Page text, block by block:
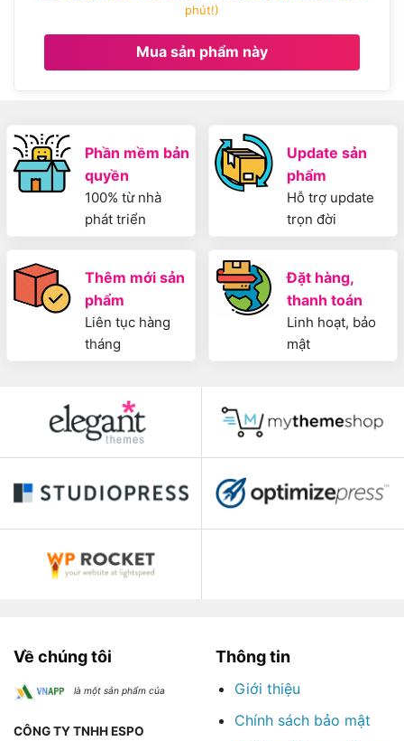
phút!)
Mua sản phẩm này
Phần mềm bản
quyền
100% từ nhà
phát triển
Update sản
phẩm
Hỗ trợ update
trọn đời
Thêm mới sản
phẩm
Liên tục hàng
tháng
Đặt hàng,
thanh toán
Linh hoạt, bảo
mật
Về chúng tôi
là một sản phẩm của
CÔNG TY TNHH ESPO
Thông tin
Giới thiệu
Chính sách bảo mật